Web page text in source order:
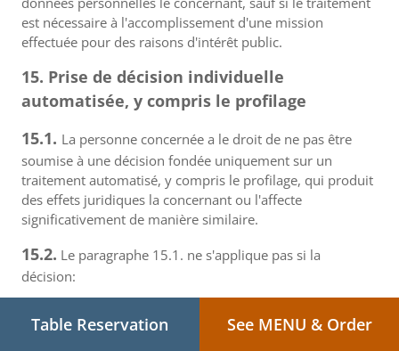
est nécessaire à l'accomplissement d'une mission
effectuée pour des raisons d'intérêt public.
15. Prise de décision individuelle
automatisée, y compris le profilage
15.1. La personne concernée a le droit de ne pas être
soumise à une décision fondée uniquement sur un
traitement automatisé, y compris le profilage, qui produit
des effets juridiques la concernant ou l'affecte
significativement de manière similaire.
15.2. Le paragraphe 15.1. ne s'applique pas si la
décision:
exécuter un contrat entre la personne
Table Reservation See MENU & Order